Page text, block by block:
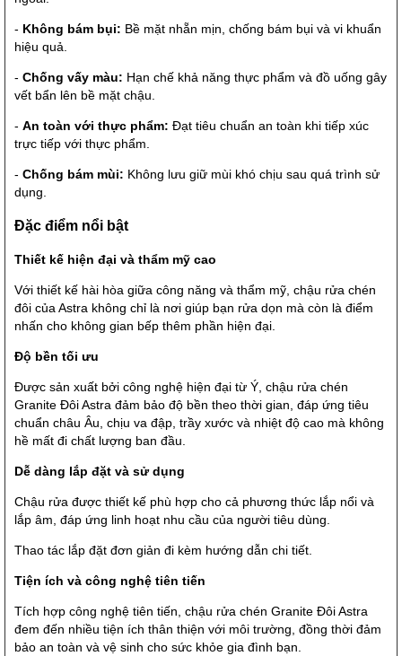
- Không bám bụi: Bề mặt nhẵn mịn, chống bám bụi và vi khuẩn
hiệu quả.
- Chống vấy màu: Hạn chế khả năng thực phẩm và đồ uống gây
vết bẩn lên bề mặt chậu.
- An toàn với thực phẩm: Đạt tiêu chuẩn an toàn khi tiếp xúc
trực tiếp với thực phẩm.
- Chống bám mùi: Không lưu giữ mùi khó chịu sau quá trình sử
dụng.
Đặc điểm nổi bật
Thiết kế hiện đại và thẩm mỹ cao
Với thiết kế hài hòa giữa công năng và thẩm mỹ, chậu rửa chén
đôi của Astra không chỉ là nơi giúp bạn rửa dọn mà còn là điểm
nhấn cho không gian bếp thêm phần hiện đại.
Độ bền tối ưu
Được sản xuất bởi công nghệ hiện đại từ Ý, chậu rửa chén
Granite Đôi Astra đảm bảo độ bền theo thời gian, đáp ứng tiêu
chuẩn châu Âu, chịu va đập, trầy xước và nhiệt độ cao mà không
hề mất đi chất lượng ban đầu.
Dễ dàng lắp đặt và sử dụng
Chậu rửa được thiết kế phù hợp cho cả phương thức lắp nổi và
lắp âm, đáp ứng linh hoạt nhu cầu của người tiêu dùng.
Thao tác lắp đặt đơn giản đi kèm hướng dẫn chi tiết.
Tiện ích và công nghệ tiên tiến
Tích hợp công nghệ tiên tiến, chậu rửa chén Granite Đôi Astra
đem đến nhiều tiện ích thân thiện với môi trường, đồng thời đảm
bảo an toàn và vệ sinh cho sức khỏe gia đình bạn.